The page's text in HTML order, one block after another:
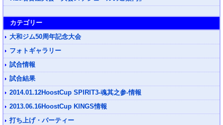
カテゴリー
大和ジム50周年記念大会
フォトギャラリー
試合情報
試合結果
2014.01.12HoostCup SPIRIT3-魂其之参-情報
2013.06.16HoostCup KINGS情報
打ち上げ・パーティー